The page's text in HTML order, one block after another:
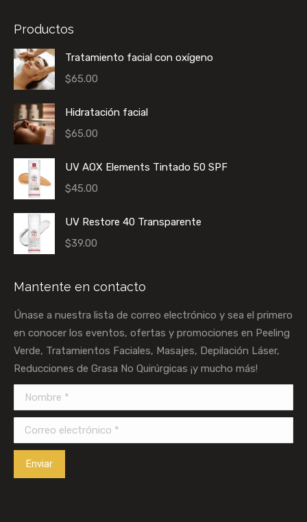
Productos
Tratamiento facial con oxígeno
$65.00
Hidratación facial
$65.00
UV AOX Elements Tintado 50 SPF
$45.00
UV Restore 40 Transparente
$39.00
Mantente en contacto
Únase a nuestra lista de correo electrónico y sea el primero
en conocer los eventos, ofertas y promociones en Peeling
Verde, Tratamientos Faciales, Masajes, Depilación Láser,
Reducciones de Grasa No Quirúrgicas ¡y mucho más!
Nombre *
Correo electrónico *
Enviar